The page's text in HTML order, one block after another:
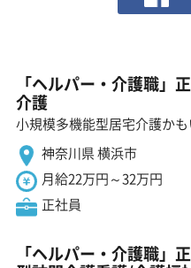
「ヘルパー・介護職」
介護
小規模多機能型居宅介護か
神奈川県 横浜市
月給22万円～32万円
正社員
「ヘルパー・介護職」